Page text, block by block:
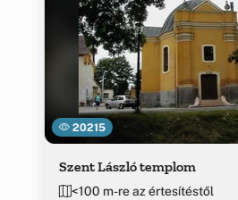
20215
Szent László templom
<100 m-re az értesítéstől